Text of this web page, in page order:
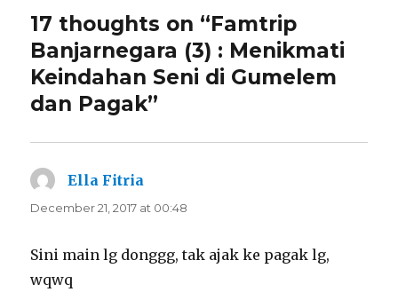
17 thoughts on “Famtrip
Banjarnegara (3) : Menikmati
Keindahan Seni di Gumelem
dan Pagak”
Ella Fitria
December 21, 2017 at 00:48
Sini main lg donggg, tak ajak ke pagak lg,
wqwq